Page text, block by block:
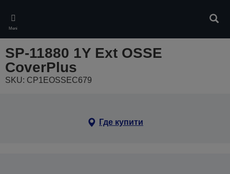
main
content
Meni
SP-11880 1Y Ext OSSE
CoverPlus
SKU: CP1EOSSEC679
Где купити